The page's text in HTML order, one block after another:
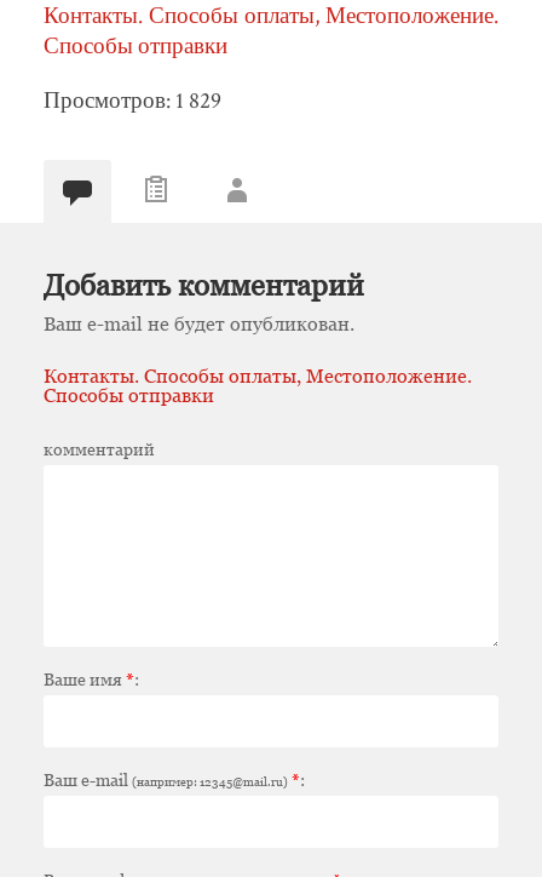
Контакты. Способы оплаты, Местоположение.
Способы отправки
Просмотров: 1 829
Добавить комментарий
Ваш e-mail не будет опубликован.
Контакты. Способы оплаты, Местоположение.
Способы отправки
комментарий
Ваше имя*:
Ваш e-mail (например: 12345@mail.ru) *: